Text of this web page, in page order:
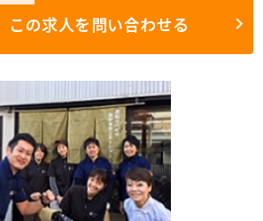
この求人を問い合わせる